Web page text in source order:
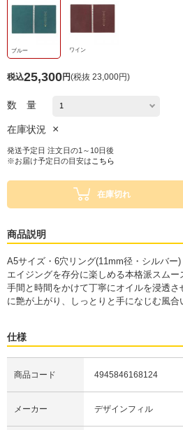
ブルー ワイン
税込25,300円(税抜 23,000円)
数 量
在庫状況 ×
発送予定日 注文日の1～10日後
※お届け予定日の目安は こちら
在庫切れ
商品説明
A5サイズ・6穴リング(11mm径・シルバー
エイジングを存分に楽しめる本格派スムー
手間と時間をかけて丁寧にオイルを浸透
に艶が上がり、しっとりと手になじむ風合
仕様
商品コード 4945846168124
メーカー デザインフィル